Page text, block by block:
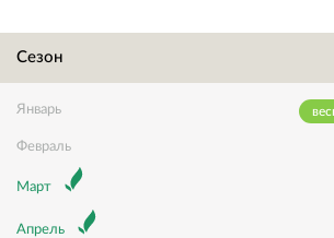
Сезон
Январь
Февраль
Март
Апрель